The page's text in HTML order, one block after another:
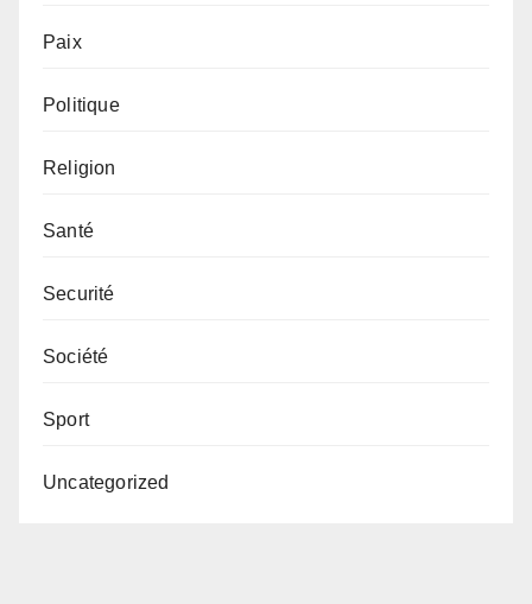
Paix
Politique
Religion
Santé
Securité
Société
Sport
Uncategorized